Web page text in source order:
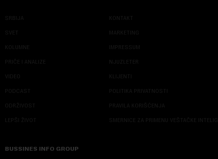
SRBIJA
SVET
KOLUMNE
PRIČE I ANALIZE
VIDEO
PODCAST
ODRŽIVOST
LEPŠI ŽIVOT
KONTAKT
MARKETING
IMPRESSUM
NJUZLETER
KLIJENTI
POLITIKA PRIVATNOSTI
PRAVILA KORIŠĆENJA
SMERNICE ZA PRIMENU VEŠTAČKE
BUSSINES INFO GROUP